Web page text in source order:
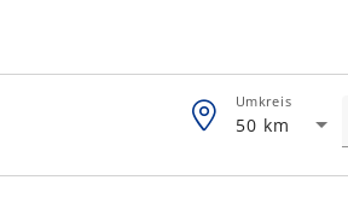
50 km
Umkreis